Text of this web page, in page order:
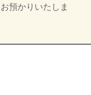
預かりいたしま